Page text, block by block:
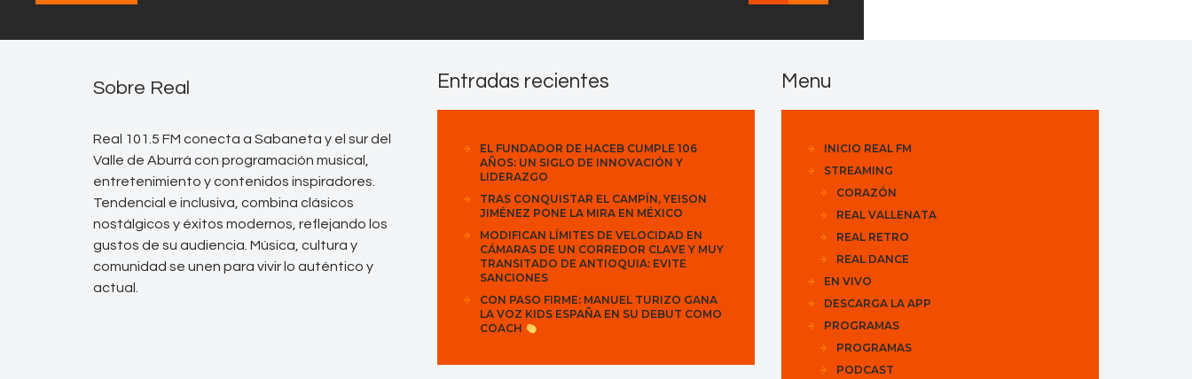
Sobre Real
Real 101.5 FM conecta a Sabaneta y el sur del
Valle de Aburrá con programación musical,
entretenimiento y contenidos inspiradores.
Tendencial e inclusiva, combina clásicos
nostálgicos y éxitos modernos, reflejando los
gustos de su audiencia. Música, cultura y
comunidad se unen para vivir lo auténtico y
actual.
Entradas recientes
EL FUNDADOR DE HACEB CUMPLE 106
AÑOS: UN SIGLO DE INNOVACIÓN Y
LIDERAZGO
TRAS CONQUISTAR EL CAMPÍN, YEISON
JIMÉNEZ PONE LA MIRA EN MÉXICO
MODIFICAN LÍMITES DE VELOCIDAD EN
CÁMARAS DE UN CORREDOR CLAVE Y MUY
TRANSITADO DE ANTIOQUIA: EVITE
SANCIONES
CON PASO FIRME: MANUEL TURIZO GANA
LA VOZ KIDS ESPAÑA EN SU DEBUT COMO
COACH
Menu
INICIO REAL FM
STREAMING
CORAZÓN
REAL VALLENATA
REAL RETRO
REAL DANCE
EN VIVO
DESCARGA LA APP
PROGRAMAS
PROGRAMAS
PODCAST